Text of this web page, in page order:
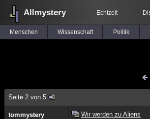
Allmystery Echtzeit
Menschen Wissenschaft Politik
Seite 2 von 5
tommystery Wir werden zu Aliens